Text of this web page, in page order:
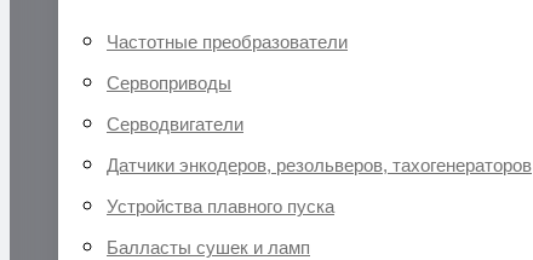
Частотные преобразователи
Сервоприводы
Серводвигатели
Датчики энкодеров, резольверов, тахогенераторов
Устройства плавного пуска
Балласты сушек и ламп